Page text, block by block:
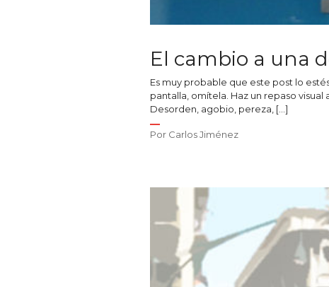
El cambio a una
Es muy probable que este post lo
pantalla, omítela. Haz un repaso visual
Desorden, agobio, pereza, […]
Por Carlos Jiménez